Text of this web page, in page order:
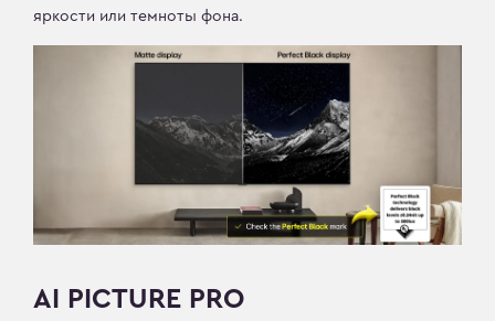
яркости или темноты фона.
AI PICTURE PRO